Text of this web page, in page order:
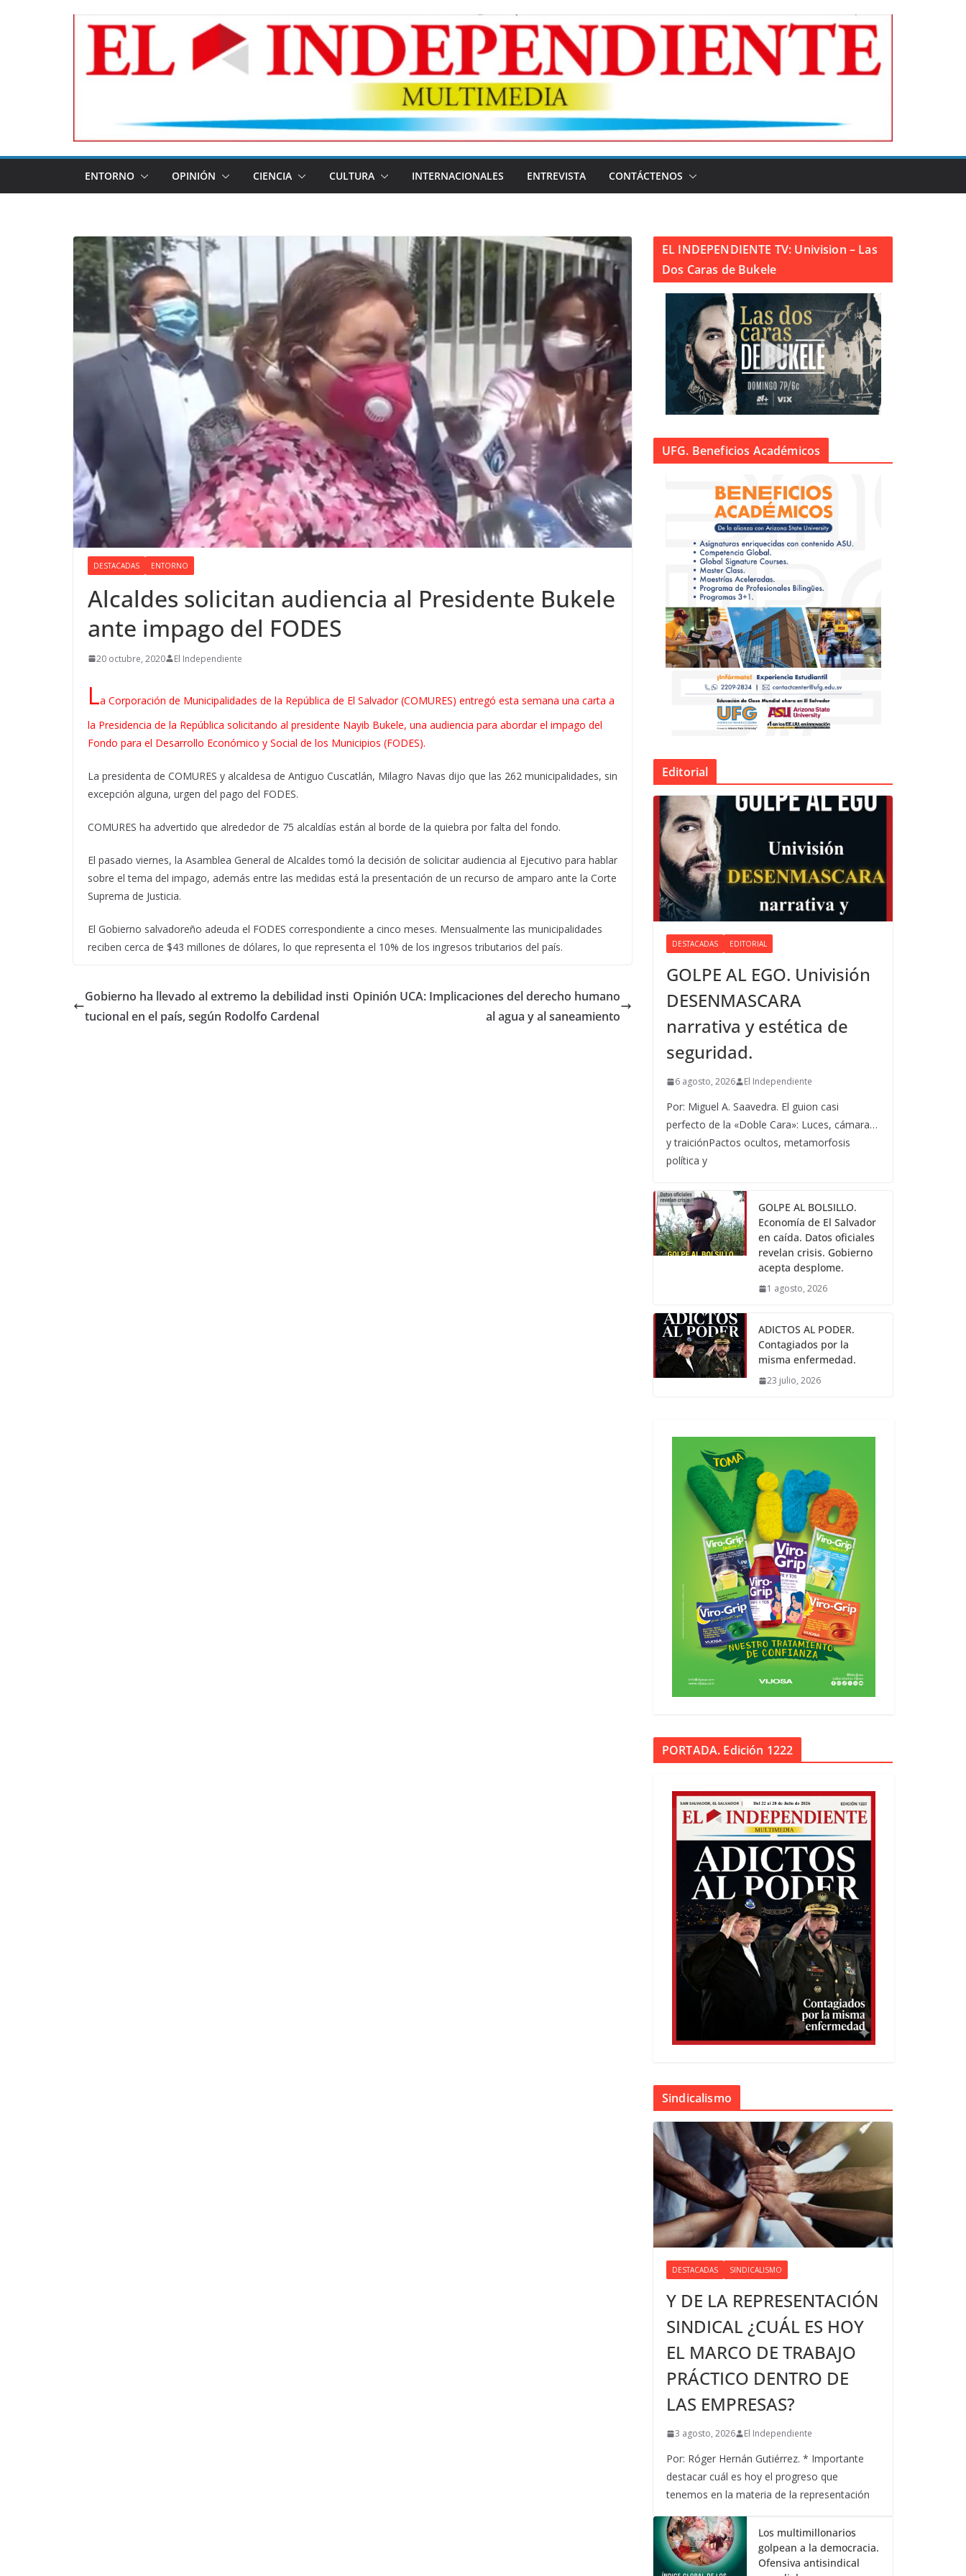
ENTORNO OPINIÓN CIENCIA CULTURA INTERNACIONALES ENTREVISTA CONTÁCTENOS
DESTACADAS ENTORNO
Alcaldes solicitan audiencia al Presidente Bukele
ante impago del FODES
20 octubre, 2020 El Independiente
La Corporación de Municipalidades de la República de El Salvador (COMURES) entregó esta semana una carta a
la Presidencia de la República solicitando al presidente Nayib Bukele, una audiencia para abordar el impago del
Fondo para el Desarrollo Económico y Social de los Municipios (FODES).
La presidenta de COMURES y alcaldesa de Antiguo Cuscatlán, Milagro Navas dijo que las 262 municipalidades, sin
excepción alguna, urgen del pago del FODES.
COMURES ha advertido que alrededor de 75 alcaldías están al borde de la quiebra por falta del fondo.
El pasado viernes, la Asamblea General de Alcaldes tomó la decisión de solicitar audiencia al Ejecutivo para hablar
sobre el tema del impago, además entre las medidas está la presentación de un recurso de amparo ante la Corte
Suprema de Justicia.
El Gobierno salvadoreño adeuda el FODES correspondiente a cinco meses. Mensualmente las municipalidades
reciben cerca de $43 millones de dólares, lo que representa el 10% de los ingresos tributarios del país.
Gobierno ha llevado al extremo la debilidad insti
tucional en el país, según Rodolfo Cardenal
Opinión UCA: Implicaciones del derecho humano
al agua y al saneamiento
EL INDEPENDIENTE TV: Univision – Las
Dos Caras de Bukele
UFG. Beneficios Académicos
Editorial
DESTACADAS EDITORIAL
GOLPE AL EGO. Univisión
DESENMASCARA
narrativa y estética de
seguridad.
6 agosto, 2026 El Independiente
Por: Miguel A. Saavedra. El guion casi
perfecto de la «Doble Cara»: Luces, cámara…
y traiciónPactos ocultos, metamorfosis
política y
GOLPE AL BOLSILLO.
Economía de El Salvador
en caída. Datos oficiales
revelan crisis. Gobierno
acepta desplome.
1 agosto, 2026
ADICTOS AL PODER.
Contagiados por la
misma enfermedad.
23 julio, 2026
PORTADA. Edición 1222
Sindicalismo
DESTACADAS SINDICALISMO
Y DE LA REPRESENTACIÓN
SINDICAL ¿CUÁL ES HOY
EL MARCO DE TRABAJO
PRÁCTICO DENTRO DE
LAS EMPRESAS?
3 agosto, 2026 El Independiente
Por: Róger Hernán Gutiérrez. * Importante
destacar cuál es hoy el progreso que
tenemos en la materia de la representación
Los multimillonarios
golpean a la democracia.
Ofensiva antisindical